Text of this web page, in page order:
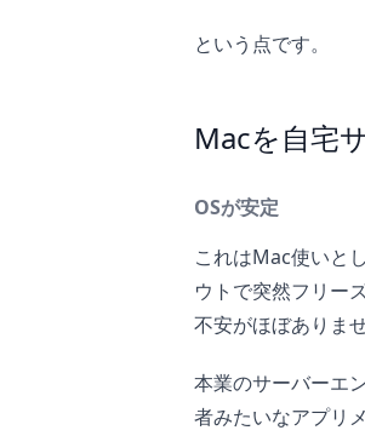
という点です。
Macを自宅
OSが安定
これはMac使いと
ウトで突然フリー
不安がほぼありませ
本業のサーバーエ
者みたいなアプリ